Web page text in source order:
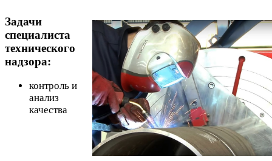
Задачи
специалиста
технического
надзора:
контроль и
анализ
качества